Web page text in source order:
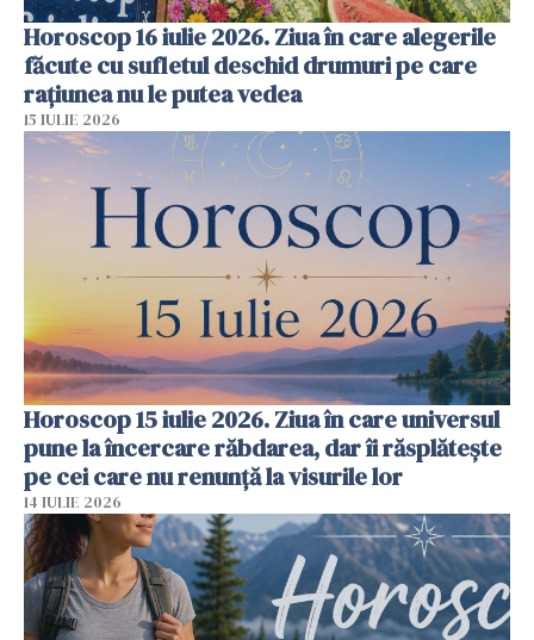
Horoscop 16 iulie 2026. Ziua în care alegerile
făcute cu sufletul deschid drumuri pe care
rațiunea nu le putea vedea
15 IULIE 2026
Horoscop 15 iulie 2026. Ziua în care universul
pune la încercare răbdarea, dar îi răsplătește
pe cei care nu renunță la visurile lor
14 IULIE 2026